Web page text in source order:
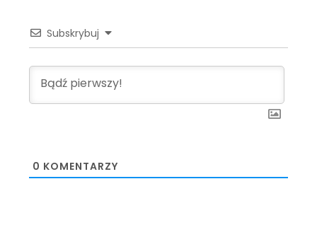
Subskrybuj
0 KOMENTARZY